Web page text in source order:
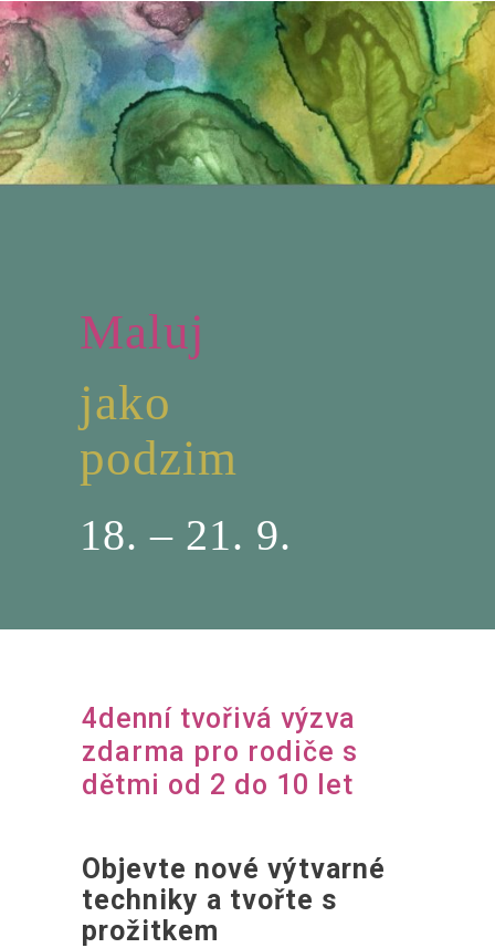
Maluj
jako
podzim
18. – 21. 9.
4denní tvořivá výzva
zdarma pro rodiče s
dětmi od 2 do 10 let
Objevte nové výtvarné
techniky a tvořte s
prožitkem